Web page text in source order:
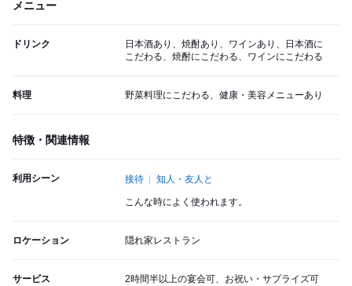
メニュー
ドリンク
日本酒あり、焼酎あり、ワインあり、日本酒に
こだわる、焼酎にこだわる、ワインにこだわる
料理 野菜料理にこだわる、健康・美容メニューあり
特徴・関連情報
利用シーン 接待 知人・友人と
こんな時によく使われます。
ロケーション 隠れ家レストラン
サービス 2時間半以上の宴会可、お祝い・サプライズ可